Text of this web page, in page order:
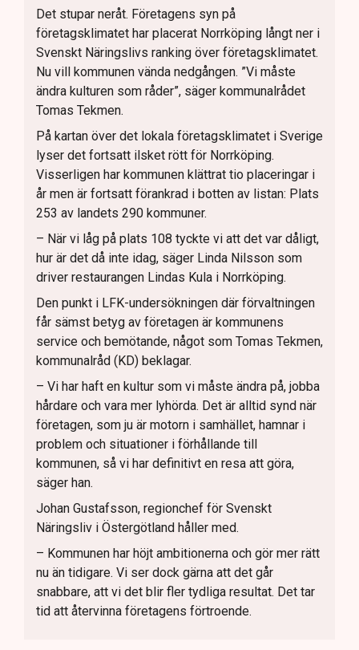
Det stupar neråt. Företagens syn på
företagsklimatet har placerat Norrköping långt ner i
Svenskt Näringslivs ranking över företagsklimatet.
Nu vill kommunen vända nedgången. ”Vi måste
ändra kulturen som råder”, säger kommunalrådet
Tomas Tekmen.
På kartan över det lokala företagsklimatet i Sverige
lyser det fortsatt ilsket rött för Norrköping.
Visserligen har kommunen klättrat tio placeringar i
år men är fortsatt förankrad i botten av listan: Plats
253 av landets 290 kommuner.
– När vi låg på plats 108 tyckte vi att det var dåligt,
hur är det då inte idag, säger Linda Nilsson som
driver restaurangen Lindas Kula i Norrköping.
Den punkt i LFK-undersökningen där förvaltningen
får sämst betyg av företagen är kommunens
service och bemötande, något som Tomas Tekmen,
kommunalråd (KD) beklagar.
– Vi har haft en kultur som vi måste ändra på, jobba
hårdare och vara mer lyhörda. Det är alltid synd när
företagen, som ju är motorn i samhället, hamnar i
problem och situationer i förhållande till
kommunen, så vi har definitivt en resa att göra,
säger han.
Johan Gustafsson, regionchef för Svenskt
Näringsliv i Östergötland håller med.
– Kommunen har höjt ambitionerna och gör mer rätt
nu än tidigare. Vi ser dock gärna att det går
snabbare, att vi det blir fler tydliga resultat. Det tar
tid att återvinna företagens förtroende.